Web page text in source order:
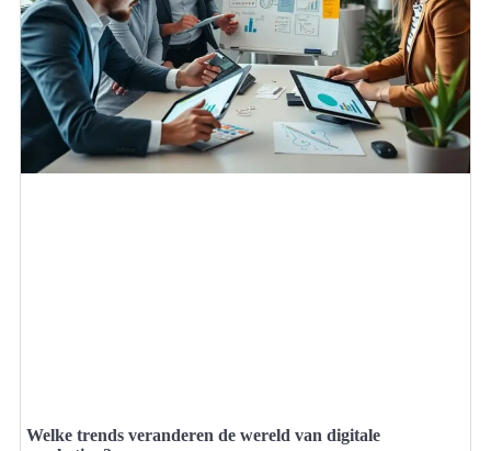
Welke trends veranderen de wereld van digitale